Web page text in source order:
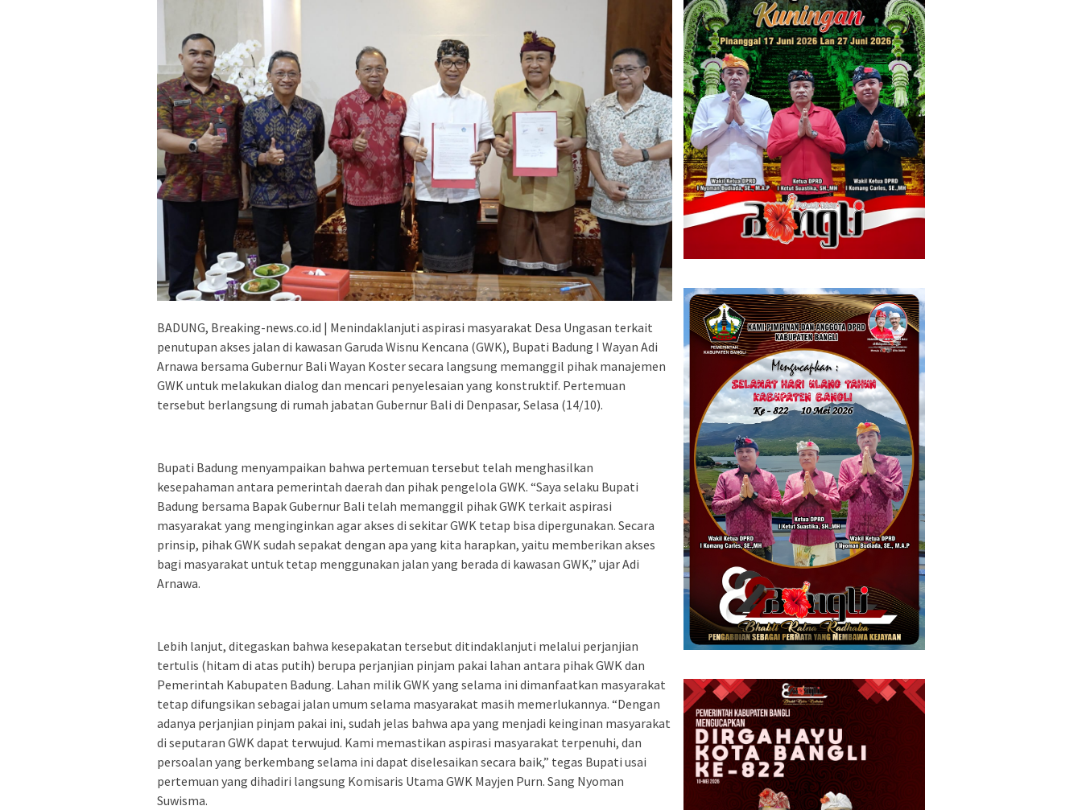
BADUNG, Breaking-news.co.id | Menindaklanjuti aspirasi masyarakat Desa Ungasan terkait
penutupan akses jalan di kawasan Garuda Wisnu Kencana (GWK), Bupati Badung I Wayan Adi
Arnawa bersama Gubernur Bali Wayan Koster secara langsung memanggil pihak manajemen
GWK untuk melakukan dialog dan mencari penyelesaian yang konstruktif. Pertemuan
tersebut berlangsung di rumah jabatan Gubernur Bali di Denpasar, Selasa (14/10).
Bupati Badung menyampaikan bahwa pertemuan tersebut telah menghasilkan
kesepahaman antara pemerintah daerah dan pihak pengelola GWK. “Saya selaku Bupati
Badung bersama Bapak Gubernur Bali telah memanggil pihak GWK terkait aspirasi
masyarakat yang menginginkan agar akses di sekitar GWK tetap bisa dipergunakan. Secara
prinsip, pihak GWK sudah sepakat dengan apa yang kita harapkan, yaitu memberikan akses
bagi masyarakat untuk tetap menggunakan jalan yang berada di kawasan GWK,” ujar Adi
Arnawa.
Lebih lanjut, ditegaskan bahwa kesepakatan tersebut ditindaklanjuti melalui perjanjian
tertulis (hitam di atas putih) berupa perjanjian pinjam pakai lahan antara pihak GWK dan
Pemerintah Kabupaten Badung. Lahan milik GWK yang selama ini dimanfaatkan masyarakat
tetap difungsikan sebagai jalan umum selama masyarakat masih memerlukannya. “Dengan
adanya perjanjian pinjam pakai ini, sudah jelas bahwa apa yang menjadi keinginan masyarakat
di seputaran GWK dapat terwujud. Kami memastikan aspirasi masyarakat terpenuhi, dan
persoalan yang berkembang selama ini dapat diselesaikan secara baik,” tegas Bupati usai
pertemuan yang dihadiri langsung Komisaris Utama GWK Mayjen Purn. Sang Nyoman
Suwisma.